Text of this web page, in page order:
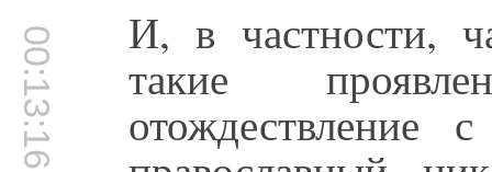
00:13:16 И, в частности,
такие
отождествление